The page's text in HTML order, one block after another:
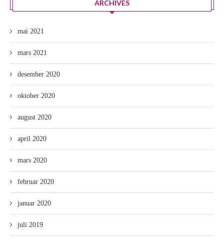
ARCHIVES
mai 2021
mars 2021
desember 2020
oktober 2020
august 2020
april 2020
mars 2020
februar 2020
januar 2020
juli 2019